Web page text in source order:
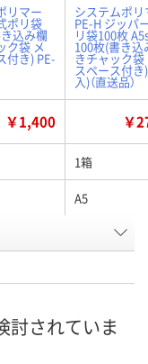
リマー
ポリ袋
込み欄
ク袋 メ
付き) PE-
システムポリ
PE-H ジッパ
リ袋100枚
100枚(書き込
きチャック袋
スペース付
入)（直送品）
￥1,400 ￥
1箱
A5
PE64667
）討されていま